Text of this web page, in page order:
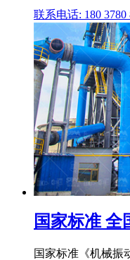
联系电话: 180 3780
国家标准 全
国家标准《机械振